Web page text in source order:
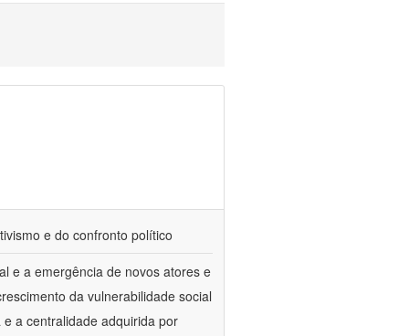
e do confronto político
e a emergência de novos atores e
da vulnerabilidade social
a centralidade adquirida por